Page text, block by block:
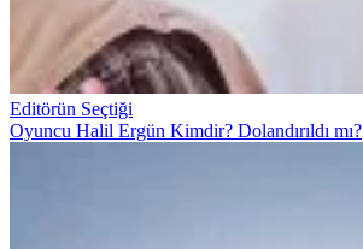
Editörün Seçtiği
Oyuncu Halil Ergün Kimdir? Dolandırıldı mı?